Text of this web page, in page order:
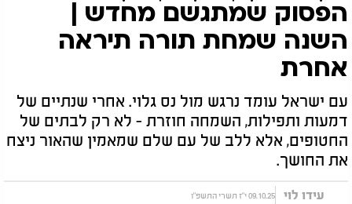
הפסוק שמתגשם מחדש |
השנה שמחת תורה תיראה
אחרת
עם ישראל עומד נרגש מול נס גלוי. אחרי שנתיים של
דמעות ותפילות, השמחה חוזרת - לא רק לבתים של
החטופים, אלא ללב של עם שלם שמאמין שהאור ניצח
את החושך.
עידו לוי 09.10.25 י"ז תשרי התשפ"ו